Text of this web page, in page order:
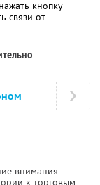
кнопку
связи от
внимания
к торговым